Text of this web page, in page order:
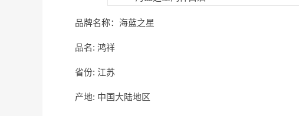
品牌名称：海蓝之星
品名: 鸿祥
省份: 江苏
产地: 中国大陆地区